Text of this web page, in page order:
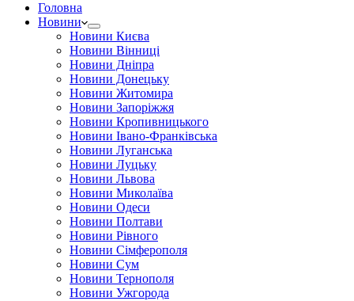
Головна
Новини
Новини Києва
Новини Вінниці
Новини Дніпра
Новини Донецьку
Новини Житомира
Новини Запоріжжя
Новини Кропивницького
Новини Івано-Франківська
Новини Луганська
Новини Луцьку
Новини Львова
Новини Миколаїва
Новини Одеси
Новини Полтави
Новини Рівного
Новини Сімферополя
Новини Сум
Новини Тернополя
Новини Ужгорода